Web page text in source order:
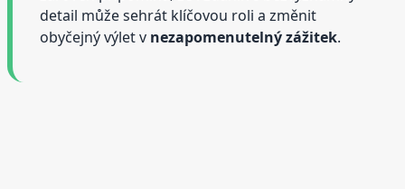
detail může sehrát klíčovou roli a změnit
obyčejný výlet v nezapomenutelný zážitek.